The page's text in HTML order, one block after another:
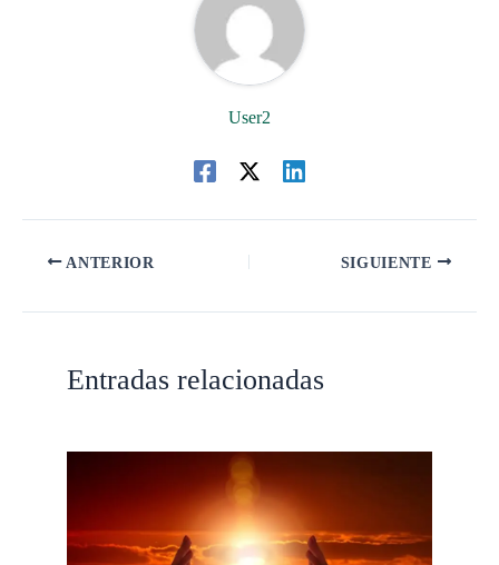
User2
ANTERIOR SIGUIENTE
Entradas relacionadas